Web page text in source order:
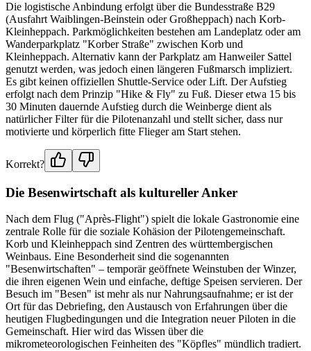
Die logistische Anbindung erfolgt über die Bundesstraße B29
(Ausfahrt Waiblingen-Beinstein oder Großheppach) nach Korb-
Kleinheppach. Parkmöglichkeiten bestehen am Landeplatz oder am
Wanderparkplatz "Korber Straße" zwischen Korb und
Kleinheppach. Alternativ kann der Parkplatz am Hanweiler Sattel
genutzt werden, was jedoch einen längeren Fußmarsch impliziert.
Es gibt keinen offiziellen Shuttle-Service oder Lift. Der Aufstieg
erfolgt nach dem Prinzip "Hike & Fly" zu Fuß. Dieser etwa 15 bis
30 Minuten dauernde Aufstieg durch die Weinberge dient als
natürlicher Filter für die Pilotenanzahl und stellt sicher, dass nur
motivierte und körperlich fitte Flieger am Start stehen.
Korrekt?
Die Besenwirtschaft als kultureller Anker
Nach dem Flug ("Après-Flight") spielt die lokale Gastronomie eine
zentrale Rolle für die soziale Kohäsion der Pilotengemeinschaft.
Korb und Kleinheppach sind Zentren des württembergischen
Weinbaus. Eine Besonderheit sind die sogenannten
"Besenwirtschaften" – temporär geöffnete Weinstuben der Winzer,
die ihren eigenen Wein und einfache, deftige Speisen servieren. Der
Besuch im "Besen" ist mehr als nur Nahrungsaufnahme; er ist der
Ort für das Debriefing, den Austausch von Erfahrungen über die
heutigen Flugbedingungen und die Integration neuer Piloten in die
Gemeinschaft. Hier wird das Wissen über die
mikrometeorologischen Feinheiten des "Köpfles" mündlich tradiert.